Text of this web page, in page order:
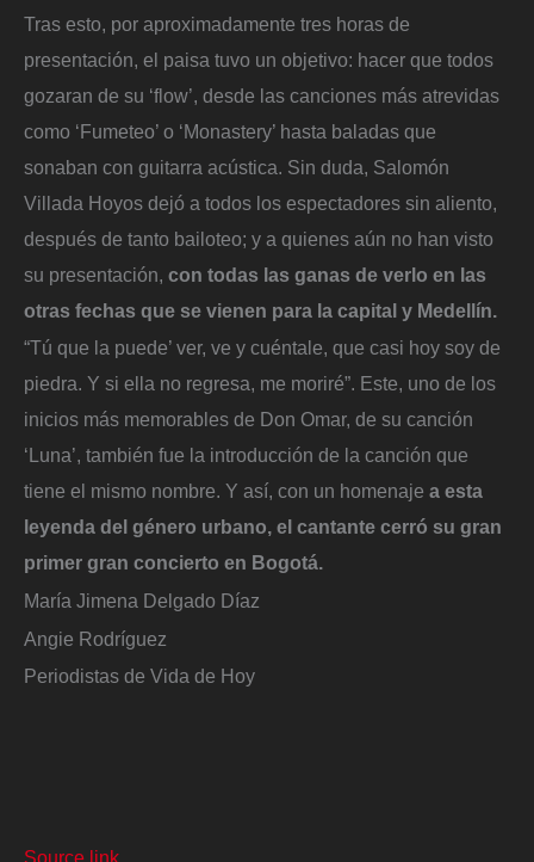
Tras esto, por aproximadamente tres horas de
presentación, el paisa tuvo un objetivo: hacer que todos
gozaran de su ‘flow’, desde las canciones más atrevidas
como ‘Fumeteo’ o ‘Monastery’ hasta baladas que
sonaban con guitarra acústica. Sin duda, Salomón
Villada Hoyos dejó a todos los espectadores sin aliento,
después de tanto bailoteo; y a quienes aún no han visto
su presentación, con todas las ganas de verlo en las
otras fechas que se vienen para la capital y Medellín.
“Tú que la puede’ ver, ve y cuéntale, que casi hoy soy de
piedra. Y si ella no regresa, me moriré”. Este, uno de los
inicios más memorables de Don Omar, de su canción
‘Luna’, también fue la introducción de la canción que
tiene el mismo nombre. Y así, con un homenaje a esta
leyenda del género urbano, el cantante cerró su gran
primer gran concierto en Bogotá.
María Jimena Delgado Díaz
Angie Rodríguez
Periodistas de Vida de Hoy
Source link